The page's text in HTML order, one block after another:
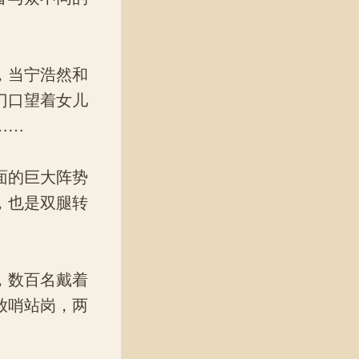
宁浩然和
口望着女儿
巨大阵势
也是双腿转
百名戴着
哨站岗，两